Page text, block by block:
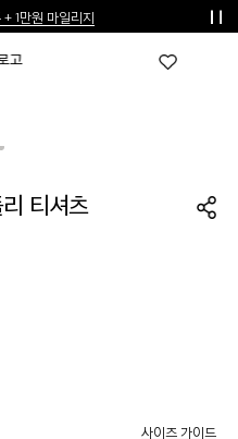
1만원 마일리지
공 서비스
티셔츠
사이즈 가이드